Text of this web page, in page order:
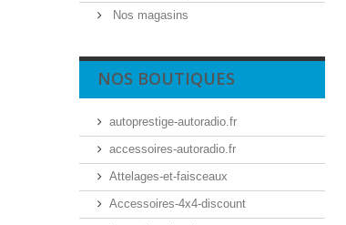
Nos magasins
NOS BOUTIQUES
autoprestige-autoradio.fr
accessoires-autoradio.fr
Attelages-et-faisceaux
Accessoires-4x4-discount